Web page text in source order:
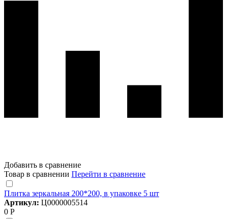
Добавить в сравнение
Товар в сравнении Перейти в сравнение
Плитка зеркальная 200*200, в упаковке 5 шт
Артикул: Ц0000005514
0 Р